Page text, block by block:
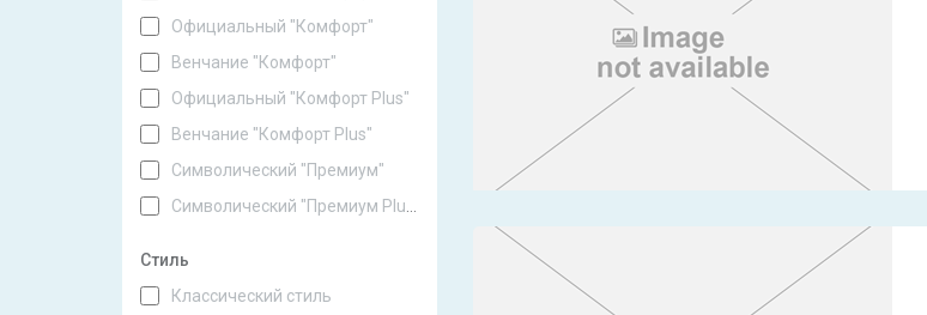
Официальный "Комфорт"
Венчание "Комфорт"
Официальный "Комфорт Plus"
Венчание "Комфорт Plus"
Символический "Премиум"
Символический "Премиум Plus"
Стиль
Классический стиль